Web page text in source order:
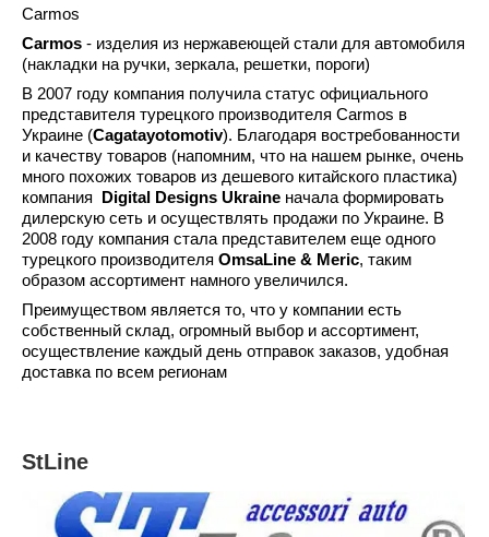
Carmos
Carmos - изделия из нержавеющей стали для автомобиля
(накладки на ручки, зеркала, решетки, пороги)
В 2007 году компания получила статус официального
представителя турецкого производителя Carmos в
Украине (Cagatayotomotiv). Благодаря востребованности
и качеству товаров (напомним, что на нашем рынке, очень
много похожих товаров из дешевого китайского пластика)
компания
Digital Designs Ukraine начала формировать
дилерскую сеть и осуществлять продажи по Украине. В
2008 году компания стала представителем еще одного
турецкого производителя OmsaLine & Meric, таким
образом ассортимент намного увеличился.
Преимуществом является то, что у компании есть
собственный склад, огромный выбор и ассортимент,
осуществление каждый день отправок заказов, удобная
доставка по всем регионам
StLine